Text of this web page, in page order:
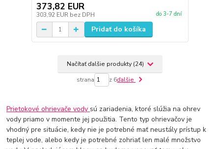
373,82 EUR
303,92 EUR bez DPH do 3-7 dní
Pridať do košíka
Načítať ďalšie produkty (24)
strana z 6ďalšie
Prietokové ohrievače vody sú zariadenia, ktoré slúžia na ohrev
vody priamo v momente jej použitia. Tento typ ohrievačov je
vhodný pre situácie, kedy nie je potrebné mať neustály prístup k
teplej vode, alebo kedy je potrebné zohriať len malé množstvo